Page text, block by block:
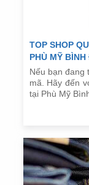
TOP SHOP
PHÙ MỸ BÌNH
Nếu bạn đang
mã. Hãy đến
tại Phù Mỹ